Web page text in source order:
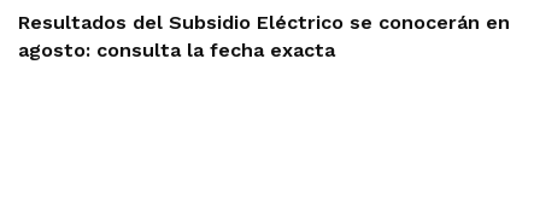
Resultados del Subsidio Eléctrico se conocerán en
agosto: consulta la fecha exacta